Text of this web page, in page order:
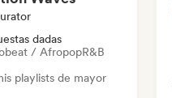
dadas
/ AfropopR&B
playlists de mayor